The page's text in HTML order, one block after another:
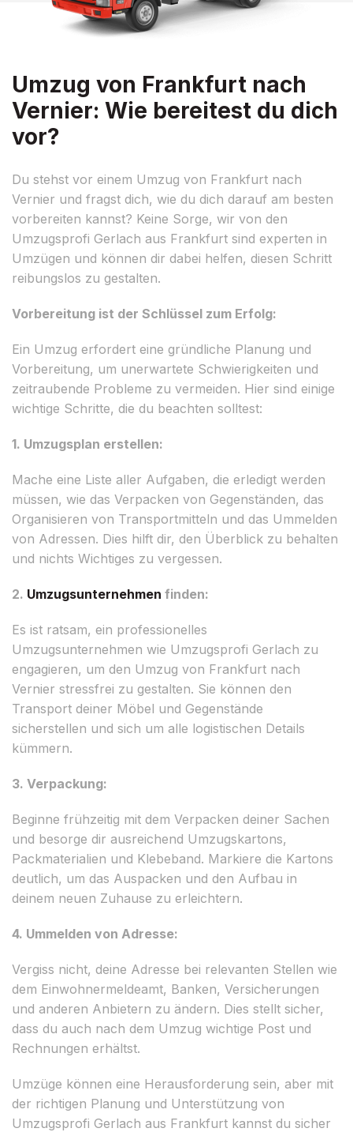
Umzug von Frankfurt nach
Vernier: Wie bereitest du dich
vor?
Du stehst vor einem Umzug von Frankfurt nach
Vernier und fragst dich, wie du dich darauf am besten
vorbereiten kannst? Keine Sorge, wir von den
Umzugsprofi Gerlach aus Frankfurt sind experten in
Umzügen und können dir dabei helfen, diesen Schritt
reibungslos zu gestalten.
Vorbereitung ist der Schlüssel zum Erfolg:
Ein Umzug erfordert eine gründliche Planung und
Vorbereitung, um unerwartete Schwierigkeiten und
zeitraubende Probleme zu vermeiden. Hier sind einige
wichtige Schritte, die du beachten solltest:
1. Umzugsplan erstellen:
Mache eine Liste aller Aufgaben, die erledigt werden
müssen, wie das Verpacken von Gegenständen, das
Organisieren von Transportmitteln und das Ummelden
von Adressen. Dies hilft dir, den Überblick zu behalten
und nichts Wichtiges zu vergessen.
2. Umzugsunternehmen finden:
Es ist ratsam, ein professionelles
Umzugsunternehmen wie Umzugsprofi Gerlach zu
engagieren, um den Umzug von Frankfurt nach
Vernier stressfrei zu gestalten. Sie können den
Transport deiner Möbel und Gegenstände
sicherstellen und sich um alle logistischen Details
kümmern.
3. Verpackung:
Beginne frühzeitig mit dem Verpacken deiner Sachen
und besorge dir ausreichend Umzugskartons,
Packmaterialien und Klebeband. Markiere die Kartons
deutlich, um das Auspacken und den Aufbau in
deinem neuen Zuhause zu erleichtern.
4. Ummelden von Adresse:
Vergiss nicht, deine Adresse bei relevanten Stellen wie
dem Einwohnermeldeamt, Banken, Versicherungen
und anderen Anbietern zu ändern. Dies stellt sicher,
dass du auch nach dem Umzug wichtige Post und
Rechnungen erhältst.
Umzüge können eine Herausforderung sein, aber mit
der richtigen Planung und Unterstützung von
Umzugsprofi Gerlach aus Frankfurt kannst du sicher